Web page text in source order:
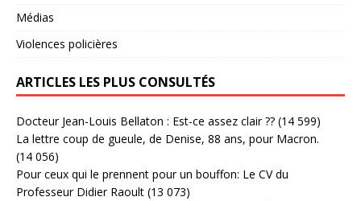
Médias
Violences policières
ARTICLES LES PLUS CONSULTÉS
Docteur Jean-Louis Bellaton : Est-ce assez clair ?? (14 599)
La lettre coup de gueule, de Denise, 88 ans, pour Macron.
(14 056)
Pour ceux qui le prennent pour un bouffon: Le CV du
Professeur Didier Raoult (13 073)